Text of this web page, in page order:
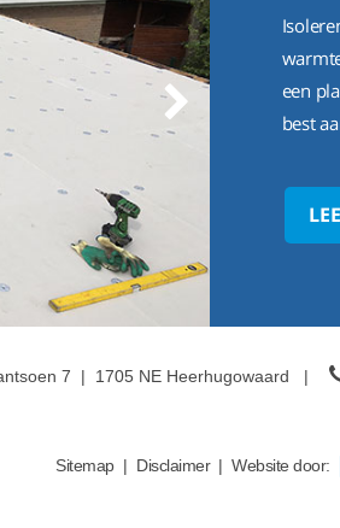
een
best
7 | 1705 NE Heerhugowaard |
Sitemap | Disclaimer | Website door: